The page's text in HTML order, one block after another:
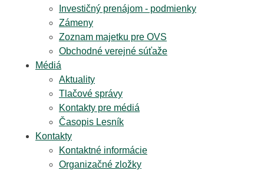
Investičný prenájom - podmienky
Zámeny
Zoznam majetku pre OVS
Obchodné verejné súťaže
Médiá
Aktuality
Tlačové správy
Kontakty pre médiá
Časopis Lesník
Kontakty
Kontaktné informácie
Organizačné zložky